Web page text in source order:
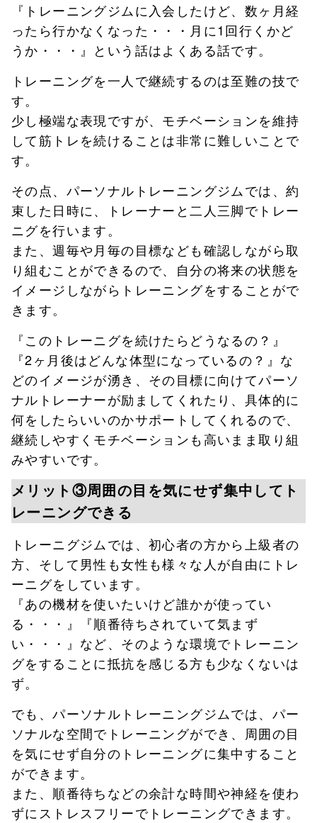
『トレーニングジムに入会したけど、数ヶ月経
ったら行かなくなった・・・月に1回行くかど
うか・・・』という話はよくある話です。
トレーニングを一人で継続するのは至難の技で
す。
少し極端な表現ですが、モチベーションを維持
して筋トレを続けることは非常に難しいことで
す。
その点、パーソナルトレーニングジムでは、約
束した日時に、トレーナーと二人三脚でトレー
ニグを行います。
また、週毎や月毎の目標なども確認しながら取
り組むことができるので、自分の将来の状態を
イメージしながらトレーニングをすることがで
きます。
『このトレーニグを続けたらどうなるの？』
『2ヶ月後はどんな体型になっているの？』な
どのイメージが湧き、その目標に向けてパーソ
ナルトレーナーが励ましてくれたり、具体的に
何をしたらいいのかサポートしてくれるので、
継続しやすくモチベーションも高いまま取り組
みやすいです。
メリット③周囲の目を気にせず集中してト
レーニングできる
トレーニグジムでは、初心者の方から上級者の
方、そして男性も女性も様々な人が自由にトレ
ーニグをしています。
『あの機材を使いたいけど誰かが使ってい
る・・・』『順番待ちされていて気まず
い・・・』など、そのような環境でトレーニン
グをすることに抵抗を感じる方も少なくないは
ず。
でも、パーソナルトレーニングジムでは、パー
ソナルな空間でトレーニングができ、周囲の目
を気にせず自分のトレーニングに集中すること
ができます。
また、順番待ちなどの余計な時間や神経を使わ
ずにストレスフリーでトレーニングできます。